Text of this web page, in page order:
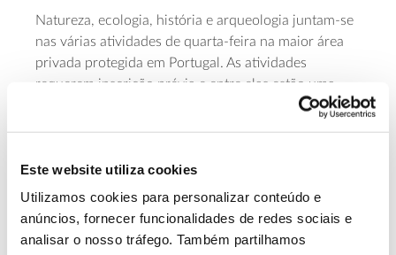
Este website utiliza cookies
Utilizamos cookies para personalizar conteúdo e
anúncios, fornecer funcionalidades de redes sociais e
analisar o nosso tráfego. Também partilhamos
Natureza, ecologia, história e arqueologia juntam-se
nas várias atividades de quarta-feira na maior área
privada protegida em Portugal. As atividades
requerem inscrição prévia e entre elas estão uma
com o arqueólogo
Almoçona “Cantina Cabana dos Bois”.
Saiba mais